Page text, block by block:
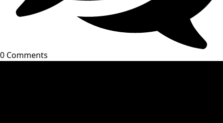
0 Comments